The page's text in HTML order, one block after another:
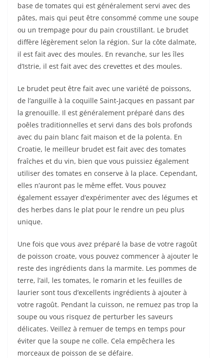
base de tomates qui est généralement servi avec des
pâtes, mais qui peut être consommé comme une soupe
ou un trempage pour du pain croustillant. Le brudet
diffère légèrement selon la région. Sur la côte dalmate,
il est fait avec des moules. En revanche, sur les îles
d’Istrie, il est fait avec des crevettes et des moules.
Le brudet peut être fait avec une variété de poissons,
de l’anguille à la coquille Saint-Jacques en passant par
la grenouille. Il est généralement préparé dans des
poêles traditionnelles et servi dans des bols profonds
avec du pain blanc fait maison et de la polenta. En
Croatie, le meilleur brudet est fait avec des tomates
fraîches et du vin, bien que vous puissiez également
utiliser des tomates en conserve à la place. Cependant,
elles n’auront pas le même effet. Vous pouvez
également essayer d’expérimenter avec des légumes et
des herbes dans le plat pour le rendre un peu plus
unique.
Une fois que vous avez préparé la base de votre ragoût
de poisson croate, vous pouvez commencer à ajouter le
reste des ingrédients dans la marmite. Les pommes de
terre, l’ail, les tomates, le romarin et les feuilles de
laurier sont tous d’excellents ingrédients à ajouter à
votre ragoût. Pendant la cuisson, ne remuez pas trop la
soupe ou vous risquez de perturber les saveurs
délicates. Veillez à remuer de temps en temps pour
éviter que la soupe ne colle. Cela empêchera les
morceaux de poisson de se défaire.